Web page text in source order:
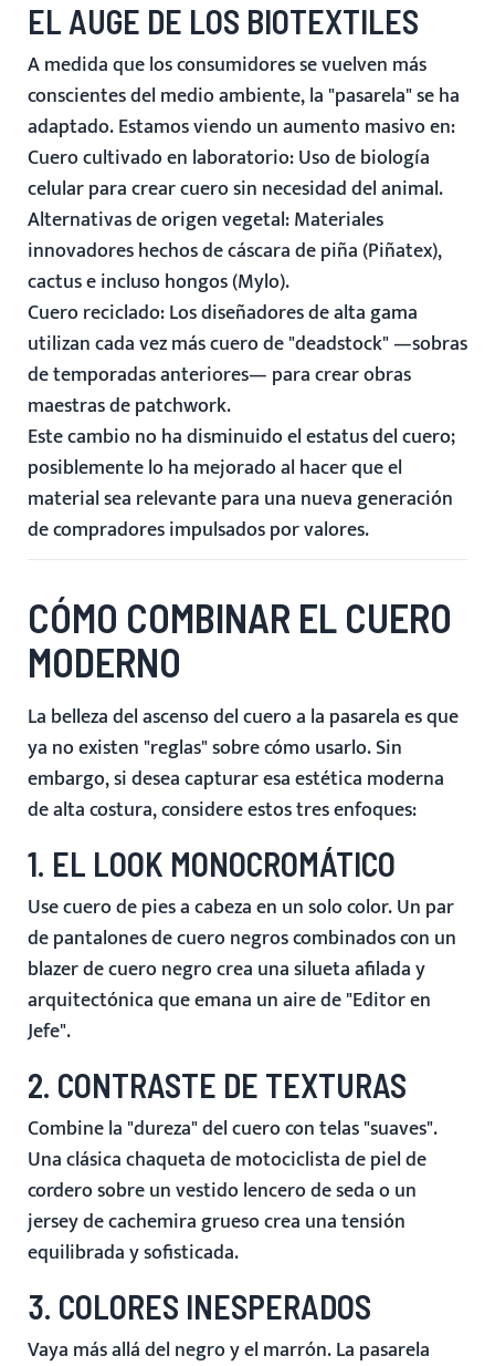
EL AUGE DE LOS BIOTEXTILES
A medida que los consumidores se vuelven más
conscientes del medio ambiente, la "pasarela" se ha
adaptado. Estamos viendo un aumento masivo en:
Cuero cultivado en laboratorio:Uso de biología
celular para crear cuero sin necesidad del animal.
Alternativas de origen vegetal:Materiales
innovadores hechos de cáscara de piña (Piñatex),
cactus e incluso hongos (Mylo).
Cuero reciclado:Los diseñadores de alta gama
utilizan cada vez más cuero de "deadstock" —sobras
de temporadas anteriores— para crear obras
maestras de patchwork.
Este cambio no ha disminuido el estatus del cuero;
posiblemente lo ha mejorado al hacer que el
material sea relevante para una nueva generación
de compradores impulsados por valores.
CÓMO COMBINAR EL CUERO
MODERNO
La belleza del ascenso del cuero a la pasarela es que
ya no existen "reglas" sobre cómo usarlo. Sin
embargo, si desea capturar esa estética moderna
de alta costura, considere estos tres enfoques:
1. EL LOOK MONOCROMÁTICO
Use cuero de pies a cabeza en un solo color. Un par
de pantalones de cuero negros combinados con un
blazer de cuero negro crea una silueta afilada y
arquitectónica que emana un aire de "Editor en
Jefe".
2. CONTRASTE DE TEXTURAS
Combine la "dureza" del cuero con telas "suaves".
Unaclásica chaqueta de motociclista de piel de
corderosobre un vestido lencero de seda o un
jersey de cachemira grueso crea una tensión
equilibrada y sofisticada.
3. COLORES INESPERADOS
Vaya más allá del negro y el marrón. La pasarela